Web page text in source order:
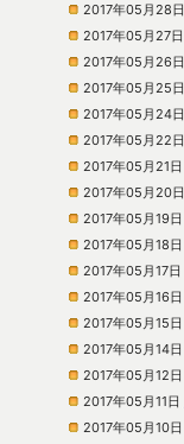
2017年05月28日
2017年05月27日
2017年05月26日
2017年05月25日
2017年05月24日
2017年05月22日
2017年05月21日
2017年05月20日
2017年05月19日
2017年05月18日
2017年05月17日
2017年05月16日
2017年05月15日
2017年05月14日
2017年05月12日
2017年05月11日
2017年05月10日